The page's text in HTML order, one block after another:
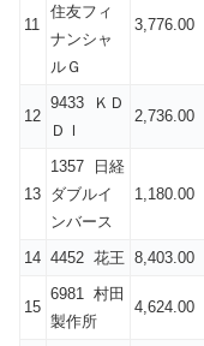
11
住友フィ
ナンシャ
ルＧ
3,776.00
12
9433 ＫＤ
ＤＩ
2,736.00
13
1357 日経
ダブルイ
ンバース
1,180.00
14 4452 花王 8,403.00
15
6981 村田
製作所
4,624.00